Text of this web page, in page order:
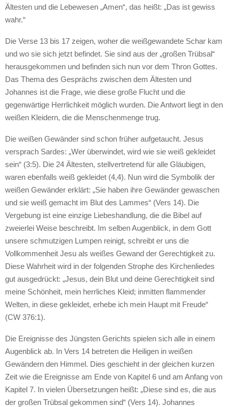
Ältesten und die Lebewesen „Amen“, das heißt: „Das ist gewiss
wahr.“
Die Verse 13 bis 17 zeigen, woher die weißgewandete Schar kam
und wo sie sich jetzt befindet. Sie sind aus der „großen Trübsal“
herausgekommen und befinden sich nun vor dem Thron Gottes.
Das Thema des Gesprächs zwischen dem Ältesten und
Johannes ist die Frage, wie diese große Flucht und die
gegenwärtige Herrlichkeit möglich wurden. Die Antwort liegt in den
weißen Kleidern, die die Menschenmenge trug.
Die weißen Gewänder sind schon früher aufgetaucht. Jesus
versprach Sardes: „Wer überwindet, wird wie sie weiß gekleidet
sein“ (3:5). Die 24 Ältesten, stellvertretend für alle Gläubigen,
waren ebenfalls weiß gekleidet (4,4). Nun wird die Symbolik der
weißen Gewänder erklärt: „Sie haben ihre Gewänder gewaschen
und sie weiß gemacht im Blut des Lammes“ (Vers 14). Die
Vergebung ist eine einzige Liebeshandlung, die die Bibel auf
zweierlei Weise beschreibt. Im selben Augenblick, in dem Gott
unsere schmutzigen Lumpen reinigt, schreibt er uns die
Vollkommenheit Jesu als weißes Gewand der Gerechtigkeit zu.
Diese Wahrheit wird in der folgenden Strophe des Kirchenliedes
gut ausgedrückt: „Jesus, dein Blut und deine Gerechtigkeit sind
meine Schönheit, mein herrliches Kleid; inmitten flammender
Welten, in diese gekleidet, erhebe ich mein Haupt mit Freude“
(CW 376:1).
Die Ereignisse des Jüngsten Gerichts spielen sich alle in einem
Augenblick ab. In Vers 14 betreten die Heiligen in weißen
Gewändern den Himmel. Dies geschieht in der gleichen kurzen
Zeit wie die Ereignisse am Ende von Kapitel 6 und am Anfang von
Kapitel 7. In vielen Übersetzungen heißt: „Diese sind es, die aus
der großen Trübsal gekommen sind“ (Vers 14). Johannes